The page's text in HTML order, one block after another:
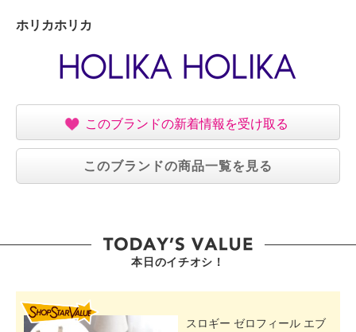
ホリカホリカ
このブランドの新着情報を受け取る
このブランドの商品一覧を見る
本日のイチオシ！
スロギー ゼロフィール エブ